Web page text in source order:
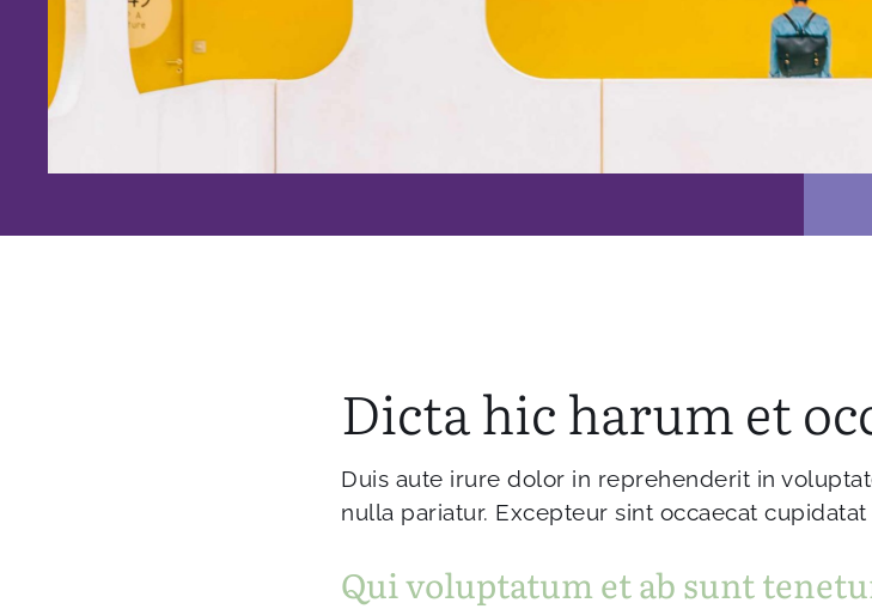
Dicta hic harum et
Duis aute irure dolor in reprehenderit in
nulla pariatur. Excepteur sint occaecat
Qui voluptatum et ab sunt